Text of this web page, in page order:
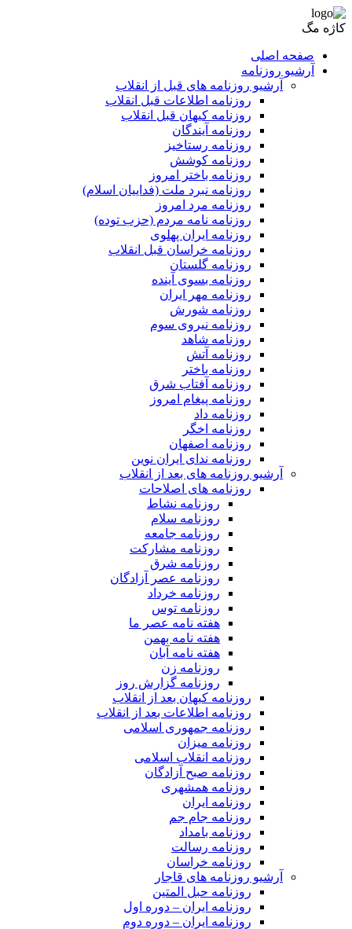
کاژه مگ
صفحه اصلی
آرشیو روزنامه
آرشیو روزنامه های قبل از انقلاب
روزنامه اطلاعات قبل انقلاب
روزنامه کیهان قبل انقلاب
روزنامه آیندگان
روزنامه رستاخیز
روزنامه کوشش
روزنامه باختر امروز
روزنامه نبرد ملت (فداییان اسلام)
روزنامه مرد امروز
روزنامه نامه مردم (حزب توده)
روزنامه ایران پهلوی
روزنامه خراسان قبل انقلاب
روزنامه گلستان
روزنامه بسوی آینده
روزنامه مهر ایران
روزنامه شورش
روزنامه نیروی سوم
روزنامه شاهد
روزنامه آتش
روزنامه باختر
روزنامه آفتاب شرق
روزنامه پیغام امروز
روزنامه داد
روزنامه اخگر
روزنامه اصفهان
روزنامه ندای ایران نوین
آرشیو روزنامه های بعد از انقلاب
روزنامه های اصلاحات
روزنامه نشاط
روزنامه سلام
روزنامه جامعه
روزنامه مشارکت
روزنامه شرق
روزنامه عصر آزادگان
روزنامه خرداد
روزنامه توس
هفته نامه عصر ما
هفته نامه بهمن
هفته نامه آبان
روزنامه زن
روزنامه گزارش روز
روزنامه کیهان بعد از انقلاب
روزنامه اطلاعات بعد از انقلاب
روزنامه جمهوری اسلامی
روزنامه میزان
روزنامه انقلاب اسلامی
روزنامه صبح آزادگان
روزنامه همشهری
روزنامه ایران
روزنامه جام جم
روزنامه بامداد
روزنامه رسالت
روزنامه خراسان
آرشیو روزنامه های قاجار
روزنامه حبل المتین
روزنامه ایران – دوره اول
روزنامه ایران – دوره دوم